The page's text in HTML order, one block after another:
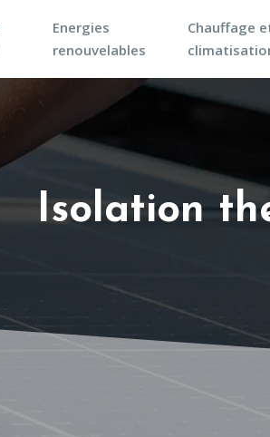
Energies
renouvelables
Chauffage
Isolation